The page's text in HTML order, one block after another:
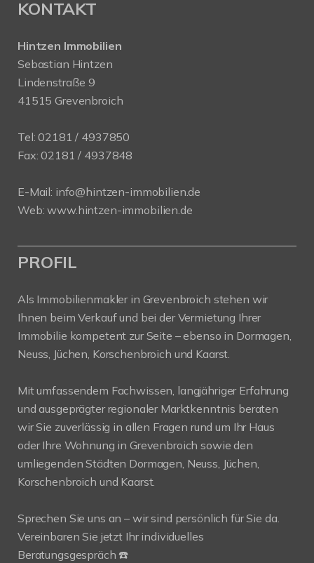
KONTAKT
Hintzen Immobilien
Sebastian Hintzen
Lindenstraße 9
41515 Grevenbroich
Tel:02181 / 4937850
Fax: 02181 / 4937848
E-Mail: info@hintzen-immobilien.de
Web:www.hintzen-immobilien.de
PROFIL
Als Immobilienmakler in Grevenbroich stehen wir
Ihnen beim Verkauf und bei der Vermietung Ihrer
Immobilie kompetent zur Seite – ebenso in Dormagen,
Neuss, Jüchen, Korschenbroich und Kaarst.
Mit umfassendem Fachwissen, langjähriger Erfahrung
und ausgeprägter regionaler Marktkenntnis beraten
wir Sie zuverlässig in allen Fragen rund um Ihr Haus
oder Ihre Wohnung in Grevenbroich sowie den
umliegenden Städten Dormagen, Neuss, Jüchen,
Korschenbroich und Kaarst.
Sprechen Sie uns an – wir sind persönlich für Sie da.
Vereinbaren Sie jetzt Ihr individuelles
Beratungsgespräch ☎️